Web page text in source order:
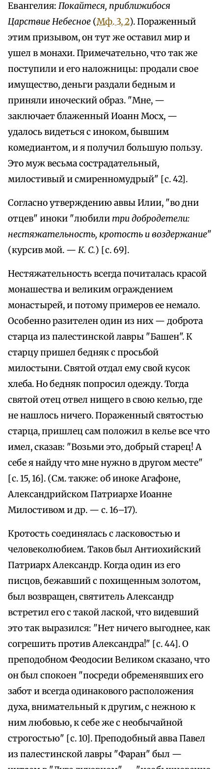
Евангелия: Покайтеся, приближибося
Царствие Небесное (Мф. 3, 2). Пораженный
этим призывом, он тут же оставил мир и
ушел в монахи. Примечательно, что так же
поступили и его наложницы: продали свое
имущество, деньги раздали бедным и
приняли иноческий образ. "Мне, —
заключает блаженный Иоанн Мосх, —
удалось видеться с иноком, бывшим
комедиантом, и я получил большую пользу.
Это муж весьма сострадательный,
милостивый и смиренномудрый" [с. 42].
Согласно утверждению аввы Илии, "во дни
отцев" иноки "любили три добродетели:
нестяжательность, кротость и воздержание"
(курсив мой. — К. С.) [с. 69].
Нестяжательность всегда почиталась красой
монашества и великим ограждением
монастырей, и потому примеров ее немало.
Особенно разителен один из них — доброта
старца из палестинской лавры "Башен". К
старцу пришел бедняк с просьбой
милостыни. Святой отдал ему свой кусок
хлеба. Но бедняк попросил одежду. Тогда
святой отец отвел нищего в свою келью, где
не нашлось ничего. Пораженный святостью
старца, пришлец сам положил в келье все что
имел, сказав: "Возьми это, добрый старец! А
себе я найду что мне нужно в другом месте"
[с. 15, 16]. (См. также: об иноке Агафоне,
Александрийском Патриархе Иоанне
Милостивом и др. — с. 16–17).
Кротость соединялась с ласковостью и
человеколюбием. Таков был Антиохийский
Патриарх Александр. Когда один из его
писцов, бежавший с похищенным золотом,
был возвращен, святитель Александр
встретил его с такой лаской, что видевший
это так выразился: "Нет ничего выгоднее, как
согрешить против Александра!" [с. 44]. О
преподобном Феодосии Великом сказано, что
он был спокоен "посреди обременявших его
забот и всегда одинакового расположения
духа, внимательный к другим, с нежною к
ним любовью, к себе же с необычайной
строгостью" [с. 10]. Преподобный авва Павел
из палестинской лавры "Фаран" был —